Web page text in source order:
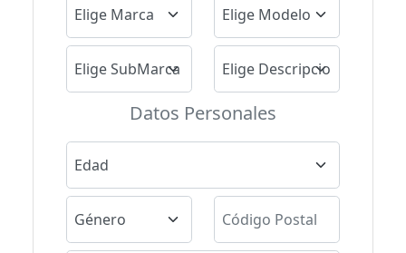
Datos Personales